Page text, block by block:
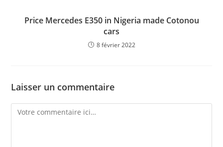
Price Mercedes E350 in Nigeria made Cotonou
cars
8 février 2022
Laisser un commentaire
Comment